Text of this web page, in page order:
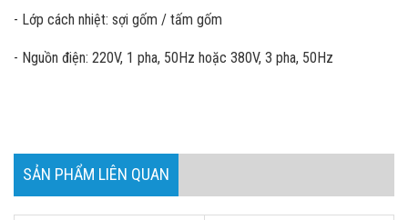
- Lớp cách nhiệt: sợi gốm / tấm gốm
- Nguồn điện: 220V, 1 pha, 50Hz hoặc 380V, 3 pha, 50Hz
SẢN PHẨM LIÊN QUAN